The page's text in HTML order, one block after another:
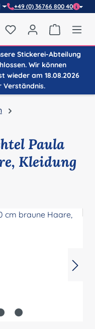
+49 (0) 36766 800 40
Du hast 0 Produkte
Stickerei-Abteilung
Wir können
wieder am 18.08.2026
Verständnis.
Paula
Kleidung